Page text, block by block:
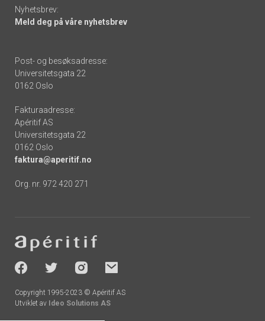
Nyhetsbrev:
Meld deg på våre nyhetsbrev
Post- og besøksadresse:
Universitetsgata 22
0162 Oslo
Fakturaadresse:
Apéritif AS
Universitetsgata 22
0162 Oslo
faktura@aperitif.no
Org. nr. 972 420 271
-
socials
Copyright 1995-2023 © Apéritif AS
Utviklet av Ideo Solutions AS